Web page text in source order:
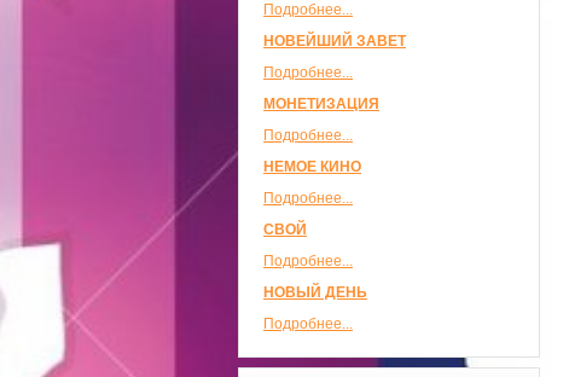
Подробнее...
НОВЕЙШИЙ ЗАВЕТ
Подробнее...
МОНЕТИЗАЦИЯ
Подробнее...
НЕМОЕ КИНО
Подробнее...
СВОЙ
Подробнее...
НОВЫЙ ДЕНЬ
Подробнее...